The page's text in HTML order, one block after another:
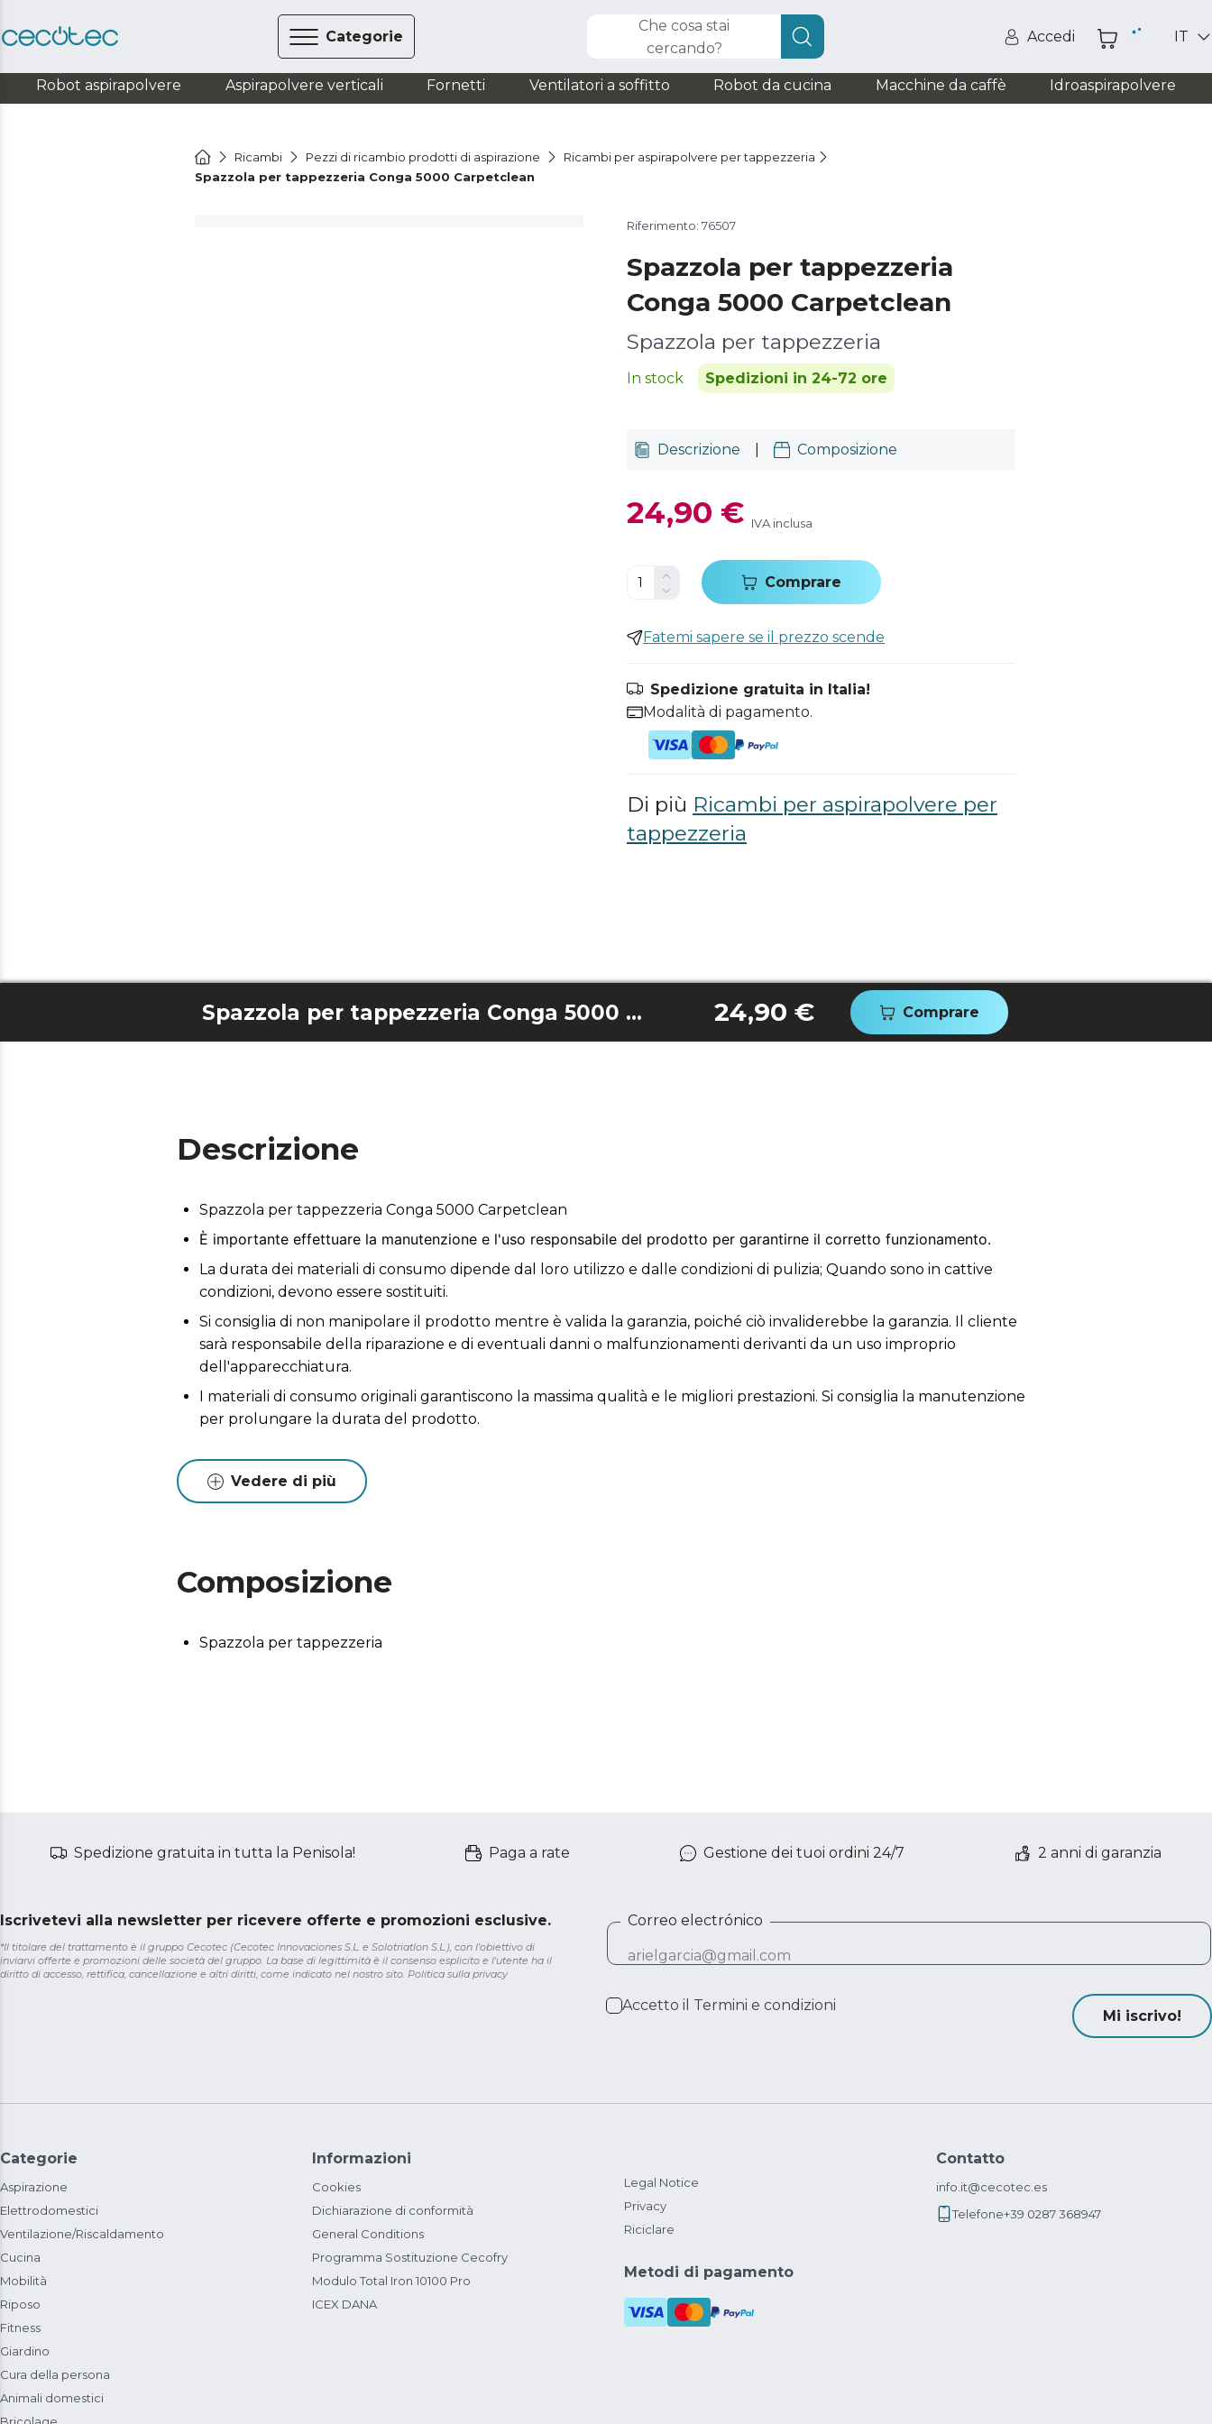
Categorie
Che cosa stai
cercando?
Accedi IT
Robot aspirapolvere Aspirapolvere verticali Fornetti Ventilatori a soffitto Robot da cucina Macchine da caffè Idroaspirapolvere
Ricambi Pezzi di ricambio prodotti di aspirazione
Ricambi per aspirapolvere per tappezzeria
Spazzola per tappezzeria Conga 5000 Carpetclean
Riferimento: 76507
Spazzola per tappezzeria
Conga 5000 Carpetclean
Spazzola per tappezzeria
In stock Spedizioni in 24-72 ore
Descrizione Composizione
24,90 € IVA inclusa
Comprare
Fatemi sapere se il prezzo scende
Spedizione gratuita in Italia!
Modalità di pagamento.
Di più Ricambi per aspirapolvere per
tappezzeria
Spazzola per tappezzeria Conga 5000 Carpetclean 24,90 € Comprare
Descrizione
Spazzola per tappezzeria Conga 5000 Carpetclean
È importante effettuare la manutenzione e l'uso responsabile del prodotto per garantirne il corretto funzionamento.
La durata dei materiali di consumo dipende dal loro utilizzo e dalle condizioni di pulizia; Quando sono in cattive
condizioni, devono essere sostituiti.
Si consiglia di non manipolare il prodotto mentre è valida la garanzia, poiché ciò invaliderebbe la garanzia. Il cliente
sarà responsabile della riparazione e di eventuali danni o malfunzionamenti derivanti da un uso improprio
dell'apparecchiatura.
I materiali di consumo originali garantiscono la massima qualità e le migliori prestazioni. Si consiglia la manutenzione
per prolungare la durata del prodotto.
Vedere di più
Composizione
Spazzola per tappezzeria
Spedizione gratuita in tutta la Penisola! Paga a rate Gestione dei tuoi ordini 24/7 2 anni di garanzia
Iscrivetevi alla newsletter per ricevere offerte e promozioni esclusive.
*Il titolare del trattamento è il gruppo Cecotec (Cecotec Innovaciones S.L. e Solotriatlon S.L.), con l'obiettivo di
inviarvi offerte e promozioni delle società del gruppo. La base di legittimità è il consenso esplicito e l'utente ha il
diritto di accesso, rettifica, cancellazione e altri diritti, come indicato nel nostro sito. Politica sulla privacy
Correo electrónico
Accetto il Termini e condizioni
Mi iscrivo!
Categorie
Aspirazione
Elettrodomestici
Ventilazione/Riscaldamento
Cucina
Mobilità
Riposo
Fitness
Giardino
Cura della persona
Animali domestici
Informazioni
Cookies
Dichiarazione di conformità
General Conditions
Programma Sostituzione Cecofry
Modulo Total Iron 10100 Pro
ICEX DANA
Legal Notice
Privacy
Riciclare
Metodi di pagamento
Contatto
info.it@cecotec.es
Telefone+39 0287 368947